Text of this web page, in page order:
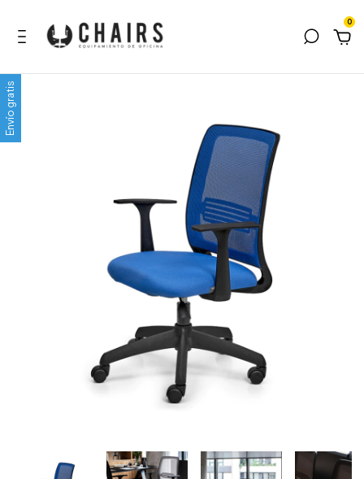
0
Envío gratis